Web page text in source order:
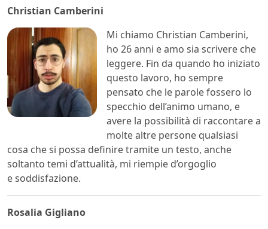
Christian Camberini
Mi chiamo Christian Camberini,
ho 26 anni e amo sia scrivere che
leggere. Fin da quando ho iniziato
questo lavoro, ho sempre
pensato che le parole fossero lo
specchio dell’animo umano, e
avere la possibilità di raccontare a
molte altre persone qualsiasi
cosa che si possa definire tramite un testo, anche
soltanto temi d’attualità, mi riempie d’orgoglio
e soddisfazione.
Rosalia Gigliano